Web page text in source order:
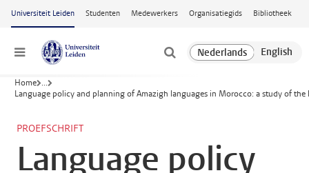
Ga naar hoofdinhoud
Universiteit Leiden Studenten Medewerkers Organisatiegids Bibliotheek
Menu
Home ...
Language policy and planning of Amazigh languages in Morocco: a study of
PROEFSCHRIFT
Language policy